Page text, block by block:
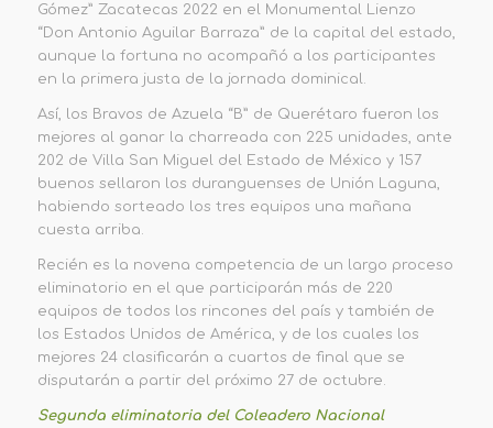
Gómez” Zacatecas 2022 en el Monumental Lienzo
“Don Antonio Aguilar Barraza” de la capital del estado,
aunque la fortuna no acompañó a los participantes
en la primera justa de la jornada dominical.
Así, los Bravos de Azuela “B” de Querétaro fueron los
mejores al ganar la charreada con 225 unidades, ante
202 de Villa San Miguel del Estado de México y 157
buenos sellaron los duranguenses de Unión Laguna,
habiendo sorteado los tres equipos una mañana
cuesta arriba.
Recién es la novena competencia de un largo proceso
eliminatorio en el que participarán más de 220
equipos de todos los rincones del país y también de
los Estados Unidos de América, y de los cuales los
mejores 24 clasificarán a cuartos de final que se
disputarán a partir del próximo 27 de octubre.
Segunda eliminatoria del Coleadero Nacional